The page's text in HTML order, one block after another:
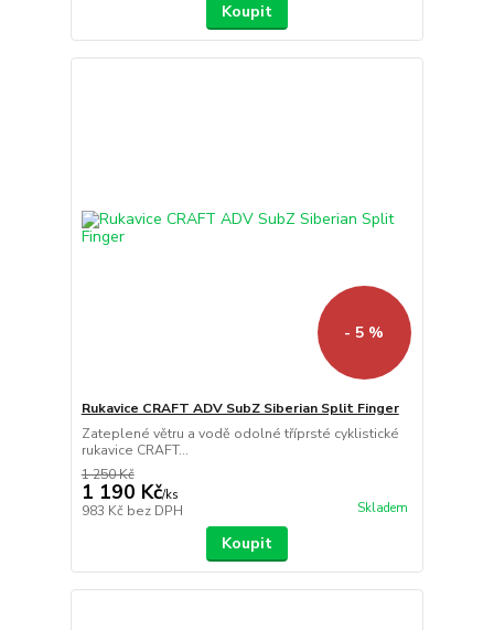
Koupit
- 5 %
Rukavice CRAFT ADV SubZ Siberian Split Finger
Zateplené větru a vodě odolné tříprsté cyklistické
rukavice CRAFT...
1 250 Kč
1 190 Kč/ks
983 Kč bez DPH Skladem
Koupit